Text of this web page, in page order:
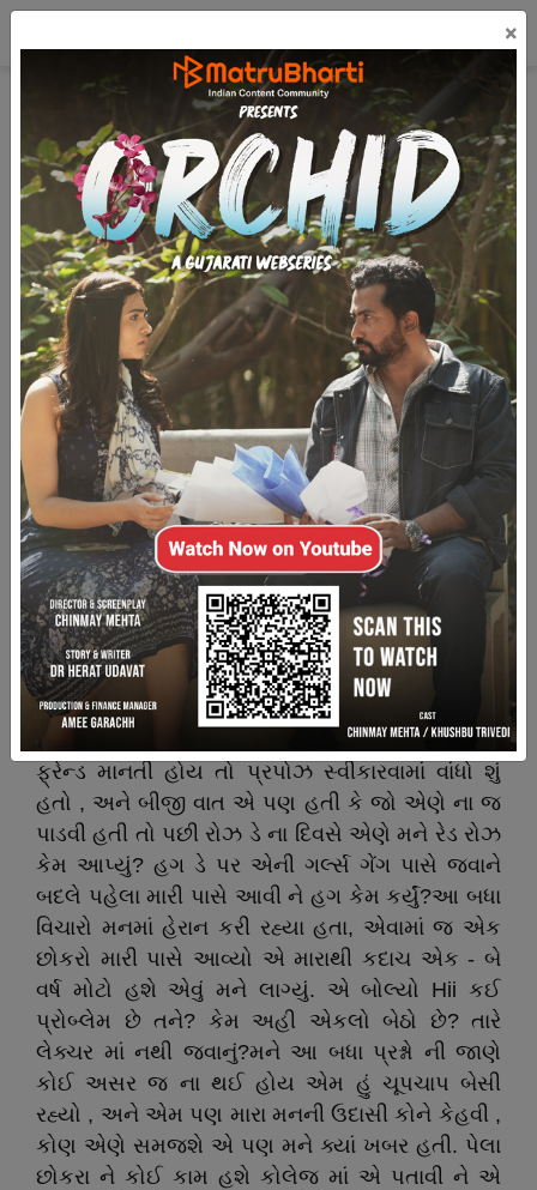
×
I Am In Love With Your Friendship - 1
(3k) 6.8k 2.8k
પ્રકરણ- ૧
આજે થોડો ઉદાસ હતો.મારી જ બેસ્ટ ફ્રેન્ડ જીવિકા
એ મારા લવ પ્રપોઝલ નો સ્વીકાર ના કર્યો અને મે ના
પાડવાનું કારણ પૂછ્યું તો 'we are best friends ' .
આટલો જ જવાબ આપ્યો અને ગુસ્સામાં જતી રહી. હું
બસ અહી યુનિવર્સિટી ના ગાર્ડન માં બેઠો વિચાર કરતો
રહ્યો.મને જીવિકા પર ગુસ્સો હતો કે જો એ મને બેસ્ટ
ફ્રેન્ડ માનતી હોય તો પ્રપોઝ સ્વીકારવામાં વાંધો શું
હતો , અને બીજી વાત એ પણ હતી કે જો એણે ના જ
પાડવી હતી તો પછી રોઝ ડે ના દિવસે એણે મને રેડ રોઝ
કેમ આપ્યું? હગ ડે પર એની ગર્લ્સ ગેંગ પાસે જવાને
બદલે પહેલા મારી પાસે આવી ને હગ કેમ કર્યું?આ બધા
વિચારો મનમાં હેરાન કરી રહ્યા હતા, એવામાં જ એક
છોકરો મારી પાસે આવ્યો એ મારાથી કદાચ એક - બે
વર્ષ મોટો હશે એવું મને લાગ્યું. એ બોલ્યો Hii કઈ
પ્રોબ્લેમ છે તને? કેમ અહી એકલો બેઠો છે? તારે
લેક્ચર માં નથી જવાનું?મને આ બધા પ્રશ્નો ની જાણે
કોઈ અસર જ ના થઈ હોય એમ હું ચૂપચાપ બેસી
રહ્યો , અને એમ પણ મારા મનની ઉદાસી કોને કેહવી ,
કોણ એણે સમજશે એ પણ મને ક્યાં ખબર હતી. પેલા
છોકરા ને કોઈ કામ હશે કોલેજ માં એ પતાવી ને એ